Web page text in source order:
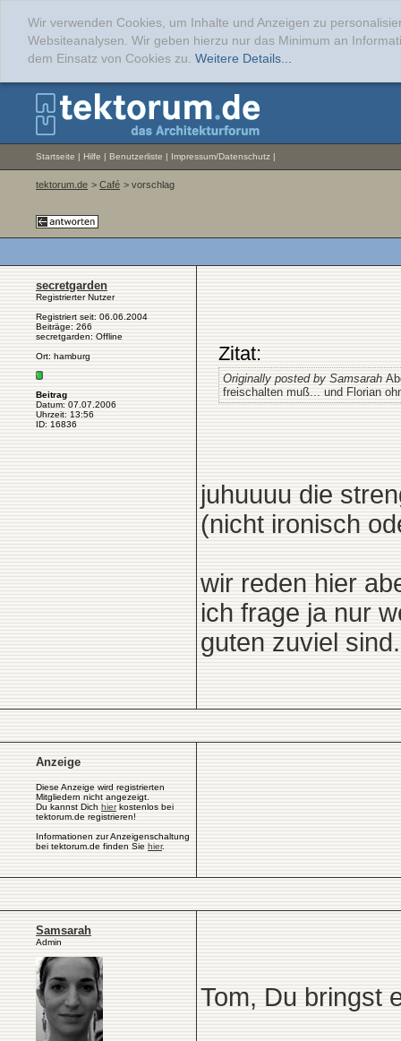
Wir verwenden Cookies, um Inhalte und Anzeigen zu
Websiteanalysen. Wir geben hierzu nur das Minimum an
dem Einsatz von Cookies zu. Weitere Details...
Startseite | Hilfe | Benutzerliste | Impressum/Datenschutz |
tektorum.de > Café > vorschlag
secretgarden
Registrierter Nutzer
Registriert seit: 06.06.2004
Beiträge: 266
secretgarden: Offline
Ort: hamburg
Beitrag
Datum: 07.07.2006
Uhrzeit: 13:56
ID: 16836
Zitat:
Originally posted by Samsarah
freischalten muß... und Florian
juhuuuu die
(nicht ironisch
wir reden hier
ich frage ja nur
guten zuviel
Anzeige
Diese Anzeige wird registrierten
Mitgliedern nicht angezeigt.
Du kannst Dich hierkostenlos bei
tektorum.de registrieren!
Informationen zur Anzeigenschaltung
bei tektorum.de finden Sie hier.
Samsarah
Admin
Tom, Du bringst